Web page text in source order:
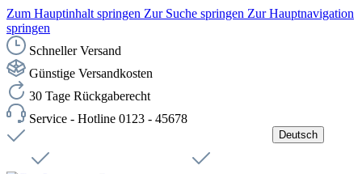
Zum Hauptinhalt springen Zur Suche springen Zur Hauptnavigation
springen
Schneller Versand
Günstige Versandkosten
30 Tage Rückgaberecht
Service - Hotline 0123 - 45678
Deutsch